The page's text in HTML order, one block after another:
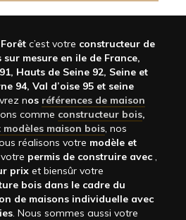
c’est votre constructeur de
mesure en ile de France,
Hauts de Seine 92, Seine et
94, Val d’oise 95 et seine
nos références de maison
comme constructeur bois,
modèles maison bois, nos
réalisons votre modèle et
permis de construire avec ,
prix et biensûr votre
bois dans le cadre du
de maisons individuelle avec
. Nous sommes aussi votre